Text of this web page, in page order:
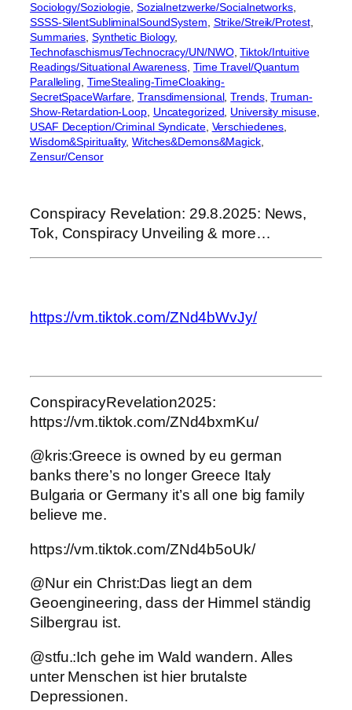
Sociology/Soziologie Sozialnetzwerke/Socialnetworks
SSSS-SilentSubliminalSoundSystem Strike/Streik/Protest
Summaries Synthetic Biology
Technofaschismus/Technocracy/UN/NWO, Tiktok/Intuitive
Readings/Situational Awareness Time Travel/Quantum
Paralleling TimeStealing-TimeCloaking-
SecretSpaceWarfare , Transdimensional, Trends, Truman-
Show-Retardation-Loop, Uncategorized University misuse
USAF Deception/Criminal Syndicate, Verschiedenes
Wisdom&Spirituality, Witches&Demons&Magick
Zensur/Censor
Conspiracy Revelation: 29.8.2025: News,
Tok, Conspiracy Unveiling & more…
https://vm.tiktok.com/ZNd4bWvJy/
ConspiracyRevelation2025:
https://vm.tiktok.com/ZNd4bxmKu/
@kris:Greece is owned by eu german
banks there’s no longer Greece Italy
Bulgaria or Germany it’s all one big family
believe me.
https://vm.tiktok.com/ZNd4b5oUk/
@Nur ein Christ:Das liegt an dem
Geoengineering, dass der Himmel ständig
Silbergrau ist.
@stfu.:Ich gehe im Wald wandern. Alles
unter Menschen ist hier brutalste
Depressionen.